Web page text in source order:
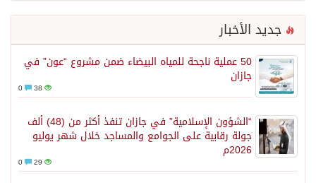
جديد الأخبار
50 عملية ناجحة للمياه البيضاء ضمن مشروع “عون” في
جازان
38
“الشؤون الإسلامية” في جازان تنفذ أكثر من (48) ألف
جولة رقابية على الجوامع والمساجد خلال شهر يوليو
2026م
29